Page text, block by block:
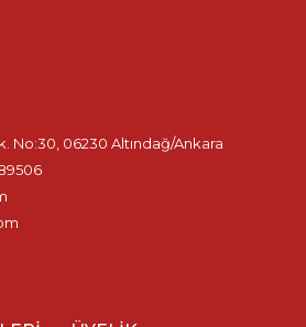
No:30, 06230 Altındağ/Ankara